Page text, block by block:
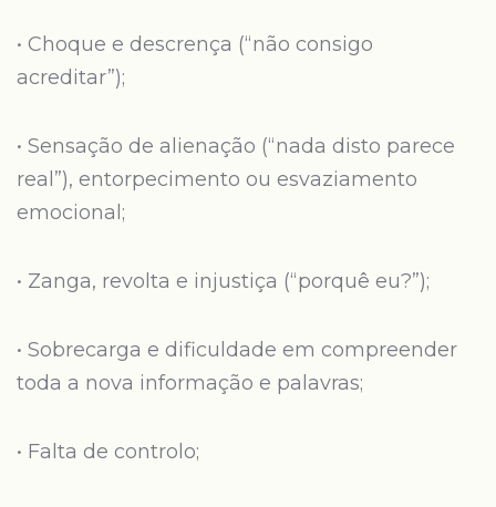
• Choque e descrença (“não consigo
acreditar”);
• Sensação de alienação (“nada disto parece
real”), entorpecimento ou esvaziamento
emocional;
• Zanga, revolta e injustiça (“porquê eu?”);
• Sobrecarga e dificuldade em compreender
toda a nova informação e palavras;
• Falta de controlo;